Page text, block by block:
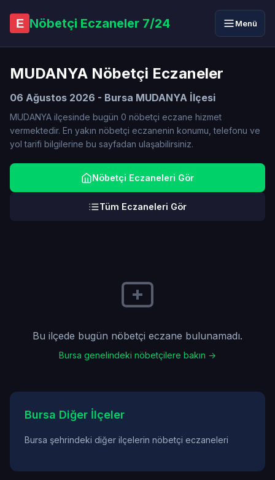
E Nöbetçi Eczaneler 7/24 Menü
MUDANYA Nöbetçi Eczaneler
06 Ağustos 2026 - Bursa MUDANYA İlçesi
MUDANYA ilçesinde bugün 0 nöbetçi eczane hizmet
vermektedir. En yakın nöbetçi eczanenin konumu, telefonu ve
yol tarifi bilgilerine bu sayfadan ulaşabilirsiniz.
Nöbetçi Eczaneleri Gör
Tüm Eczaneleri Gör
Bu ilçede bugün nöbetçi eczane bulunamadı.
Bursa genelindeki nöbetçilere bakın →
Bursa Diğer İlçeler
Bursa şehrindeki diğer ilçelerin nöbetçi eczaneleri